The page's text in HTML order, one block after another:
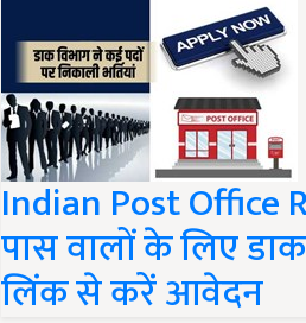
Indian Post Office
पास वालों के लिए
लिंक से करें आवेदन